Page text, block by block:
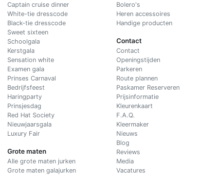
Captain cruise dinner
White-tie dresscode
Black-tie dresscode
Sweet sixteen
Schoolgala
Kerstgala
Sensation white
Examen gala
Prinses Carnaval
Bedrijfsfeest
Haringparty
Prinsjesdag
Red Hat Society
Nieuwjaarsgala
Luxury Fair
Grote maten
Alle grote maten jurken
Grote maten galajurken
Bolero's
Heren accessoires
Handige producten
Contact
Contact
Openingstijden
Parkeren
Route plannen
Paskamer Reserveren
Prijsinformatie
Kleurenkaart
F.A.Q.
Kleermaker
Nieuws
Blog
Reviews
Media
Vacatures